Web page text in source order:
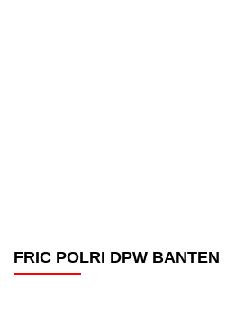
FRIC POLRI DPW BANTEN